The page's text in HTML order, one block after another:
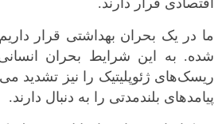
اقتصادی قرار دارند.
ما در یک بحران بهداشتی قرار
شده. به این شرایط بحران
ریسک‌های ژئوپلیتیک را نیز تشدید
پیامدهای بلندمدتی را به ‌دنبال دارند.